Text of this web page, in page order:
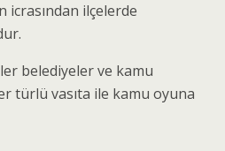
icrasından ilçelerde
belediyeler ve kamu
türlü vasıta ile kamu oyuna